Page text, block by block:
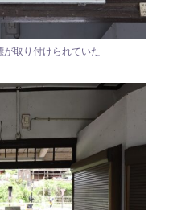
取り付けられていた